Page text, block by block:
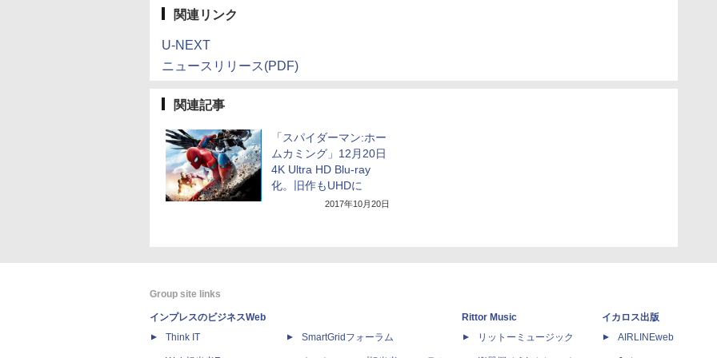
関連リンク
U-NEXT
ニュースリリース(PDF)
関連記事
「スパイダーマン:ホー
ムカミング」12月20日
4K Ultra HD Blu-ray
化。旧作もUHDに
2017年10月20日
Group site links
インプレスのビジネスWeb
Think IT
SmartGridフォーラム
Rittor Music
リットーミュージック
イカロス出版
AIRLINEweb